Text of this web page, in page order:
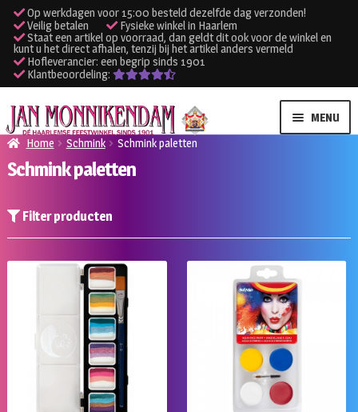
Op werkdagen voor 15:00 besteld dezelfde dag verzonden!
Veilig betalen
Fysieke winkel in Haarlem
Staat een artikel op voorraad, dan geldt dit ook voor de winkel en
kunt u het direct afhalen, tenzij bij het artikel anders vermeld
Hofleverancier: een begrip sinds 1901
Klantbeoordeling:
Ga
door
naar
navigatie
Ga
naar
de
inhoud
MENU
Verhuur kleding
Verhuur apparatuur
Klantenservice
Inloggen
Home Schmink Schmink paletten
Schmink paletten
Filter producten